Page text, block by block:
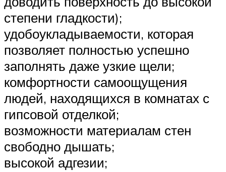
степени гладкости);
удобоукладываемости, которая
позволяет полностью успешно
заполнять даже узкие щели;
комфортности самоощущения
людей, находящихся в комнатах с
гипсовой отделкой;
возможности материалам стен
свободно дышать;
высокой адгезии;